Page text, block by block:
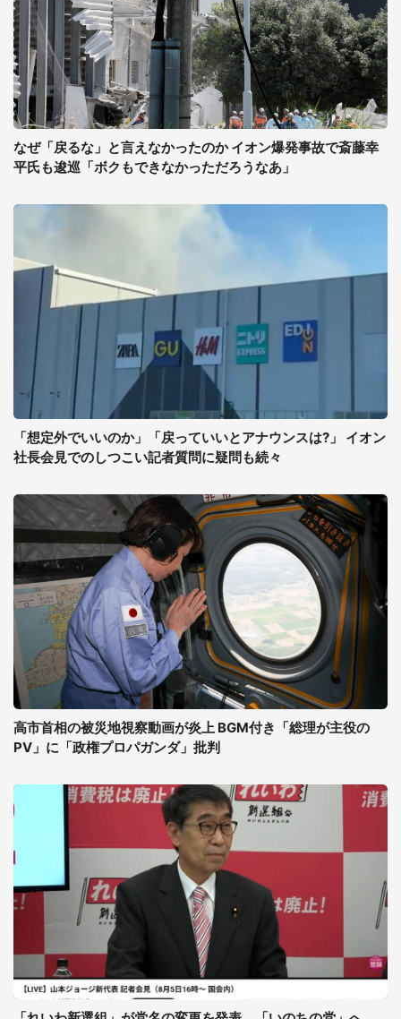
なぜ「戻るな」と言えなかったのか イオン爆発事故で斎藤幸
平氏も逡巡「ボクもできなかっただろうなあ」
「想定外でいいのか」「戻っていいとアナウンスは?」 イオン
社長会見でのしつこい記者質問に疑問も続々
高市首相の被災地視察動画が炎上 BGM付き「総理が主役の
PV」に「政権プロパガンダ」批判